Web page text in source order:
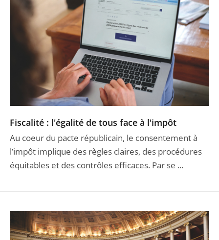
Fiscalité : l'égalité de tous face à l'impôt
Au coeur du pacte républicain, le consentement à
l’impôt implique des règles claires, des procédures
équitables et des contrôles efficaces. Par se ...